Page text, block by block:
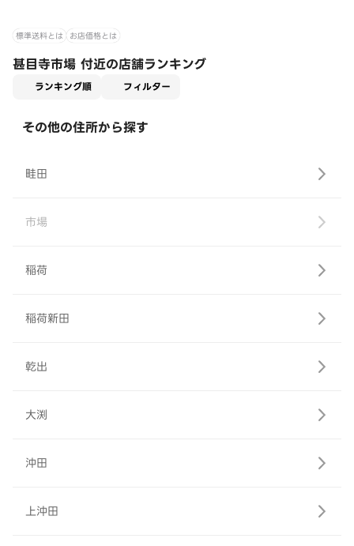
標準送料とは お店価格とは
甚目寺市場 付近の店舗ランキング
ランキング順 フィルター
その他の住所から探す
畦田
市場
稲荷
稲荷新田
乾出
大渕
沖田
上沖田